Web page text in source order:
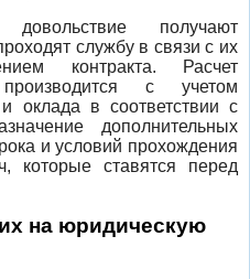
получают
службу в связи с их
контракта. Расчет
с учетом
оклада в соответствии с
дополнительных
и условий прохождения
которые ставятся перед
на юридическую